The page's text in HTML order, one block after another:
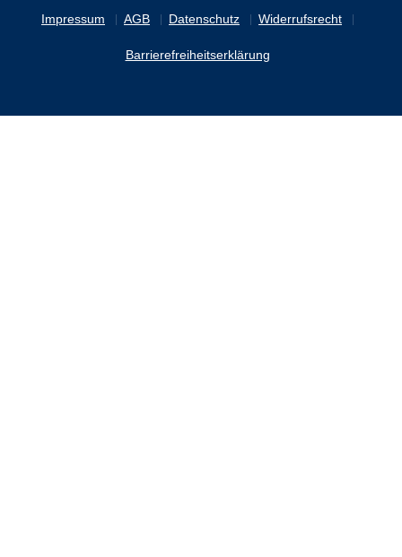
Impressum AGB Datenschutz Widerrufsrecht
Barrierefreiheitserklärung